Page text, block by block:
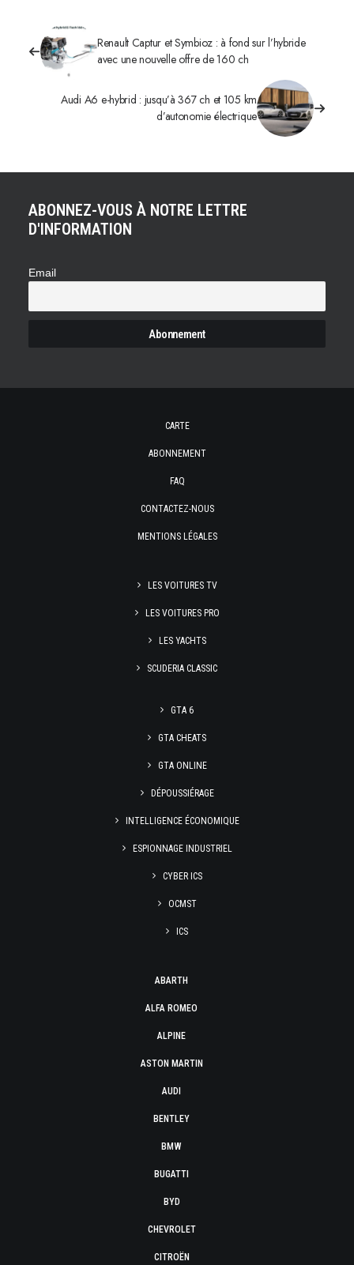
Renault Captur et Symbioz : à fond sur l’hybride
avec une nouvelle offre de 160 ch
Audi A6 e-hybrid : jusqu’à 367 ch et 105 km
d’autonomie électrique
ABONNEZ-VOUS À NOTRE LETTRE
D'INFORMATION
Email
CARTE
ABONNEMENT
FAQ
CONTACTEZ-NOUS
MENTIONS LÉGALES
LES VOITURES TV
LES VOITURES PRO
LES YACHTS
SCUDERIA CLASSIC
GTA 6
GTA CHEATS
GTA ONLINE
DÉPOUSSIÉRAGE
INTELLIGENCE ÉCONOMIQUE
ESPIONNAGE INDUSTRIEL
CYBER ICS
OCMST
ICS
ABARTH
ALFA ROMEO
ALPINE
ASTON MARTIN
AUDI
BENTLEY
BMW
BUGATTI
BYD
CHEVROLET
CITROËN